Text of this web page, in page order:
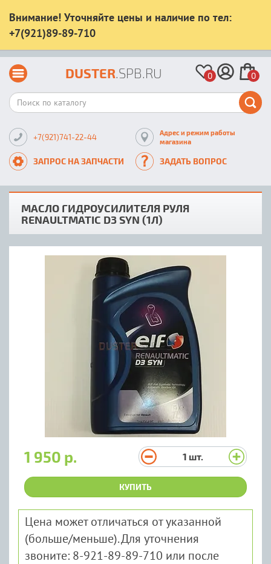
Внимание! Уточняйте цены и наличие по тел:
+7(921)89-89-710
DUSTER.SPB.RU 0 0
+7(921)741-22-44
Адрес и режим работы
магазина
ЗАПРОС НА ЗАПЧАСТИ ЗАДАТЬ ВОПРОС
МАСЛО ГИДРОУСИЛИТЕЛЯ РУЛЯ
RENAULTMATIC D3 SYN (1Л)
1 950 р. 1 шт.
КУПИТЬ
Цена может отличаться от указанной
(больше/меньше). Для уточнения
звоните: 8-921-89-89-710 или после